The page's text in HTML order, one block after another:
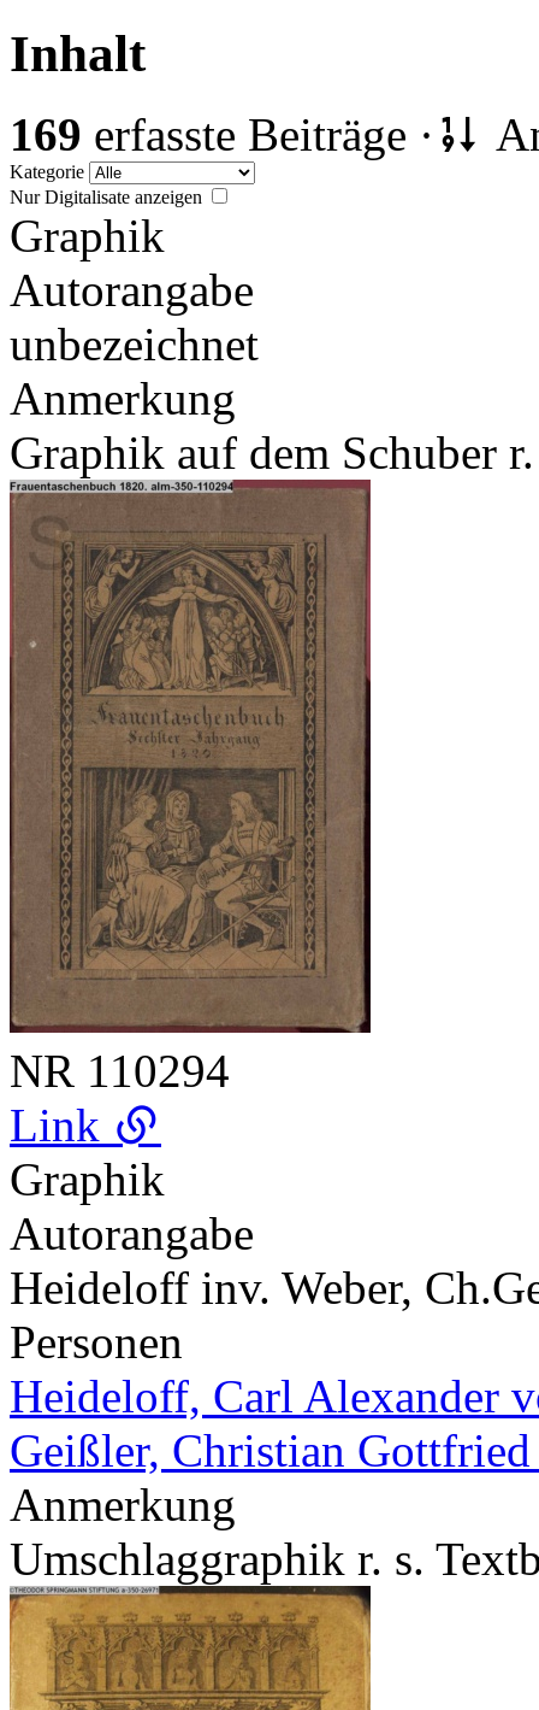
Inhalt
169 erfasste Beiträge ·
Kategorie
Nur Digitalisate anzeigen
Graphik
Autorangabe
unbezeichnet
Anmerkung
Graphik auf dem Schuber
NR 110294
Link
Graphik
Autorangabe
Heideloff inv. Weber,
Personen
Heideloff, Carl Alexander
Geißler, Christian
Anmerkung
Umschlaggraphik r. s.